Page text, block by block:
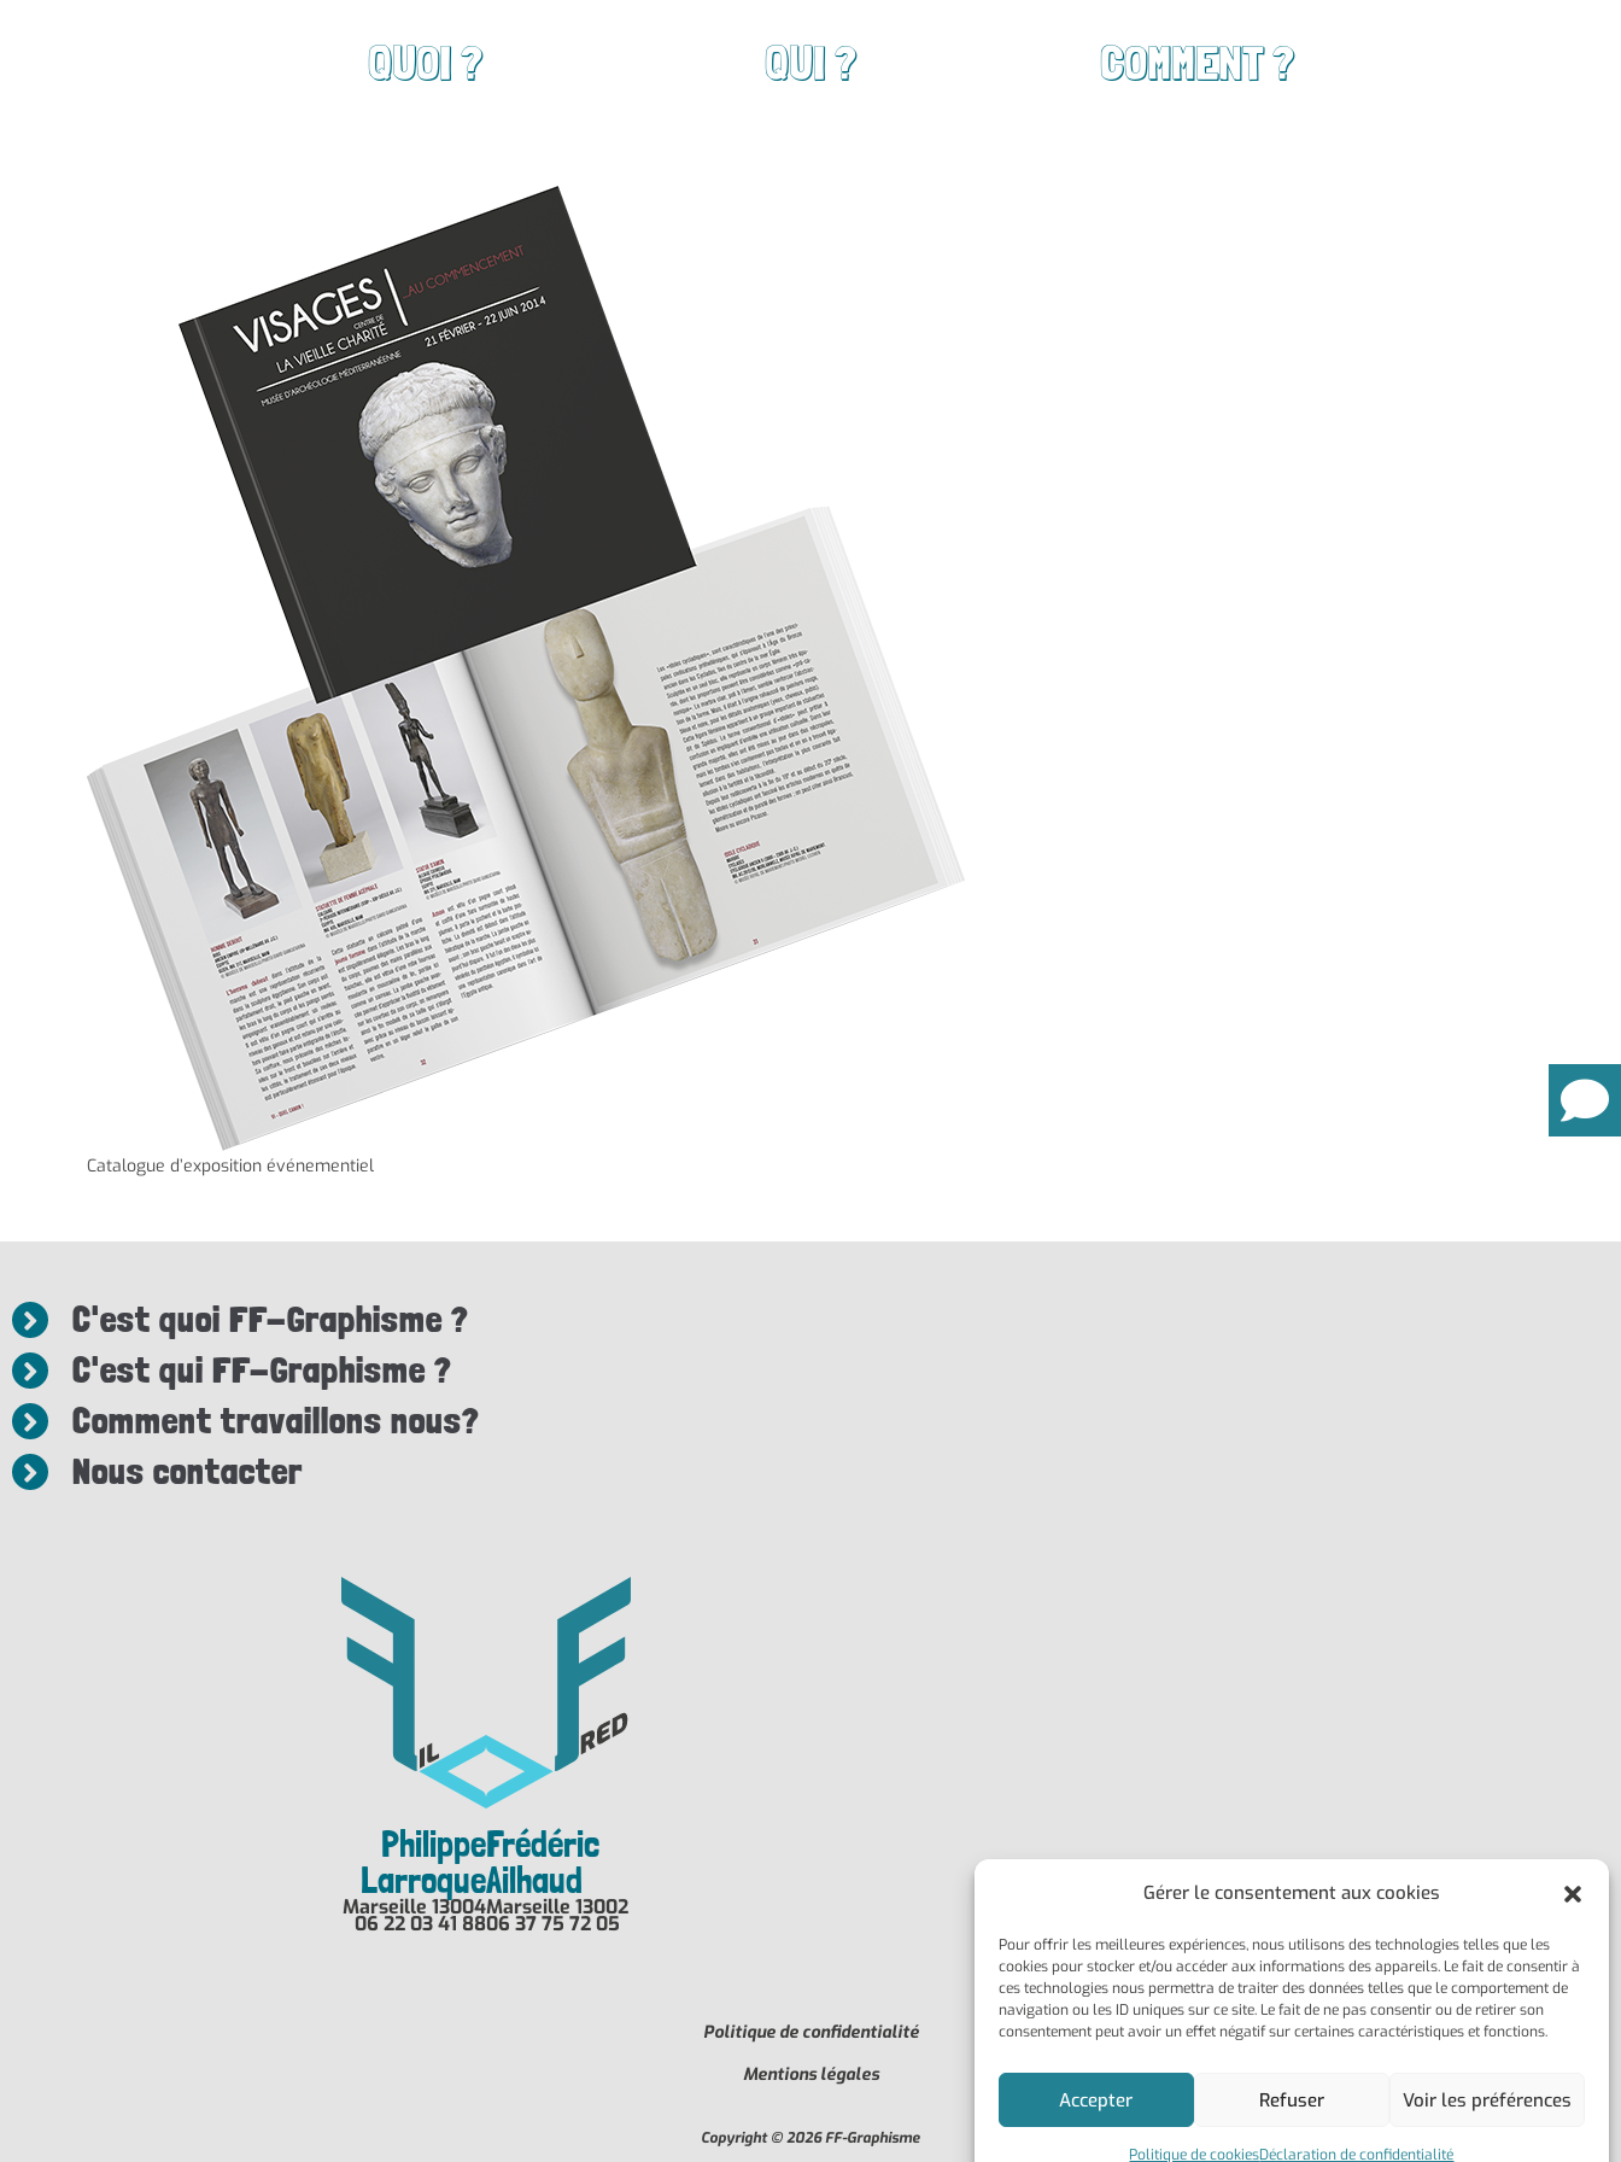
Gérer le consentement aux cookies
Pour offrir les meilleures expériences, nous utilisons des technologies telles que les
cookies pour stocker et/ou accéder aux informations des appareils. Le fait de consentir à
ces technologies nous permettra de traiter des données telles que le comportement de
navigation ou les ID uniques sur ce site. Le fait de ne pas consentir ou de retirer son
consentement peut avoir un effet négatif sur certaines caractéristiques et fonctions.
Accepter Refuser Voir les préférences
Politique de cookiesDéclaration de confidentialité
QUOI ? QUI ? COMMENT ?
Catalogue d’exposition événementiel
C'est quoi FF-Graphisme ?
C'est qui FF-Graphisme ?
Comment travaillons nous?
Nous contacter
Philippe
Larroque
Marseille 13004
06 22 03 41 88
Frédéric
Ailhaud
Marseille 13002
06 37 75 72 05
Politique de confidentialité
Mentions légales
Copyright © 2026 FF-Graphisme